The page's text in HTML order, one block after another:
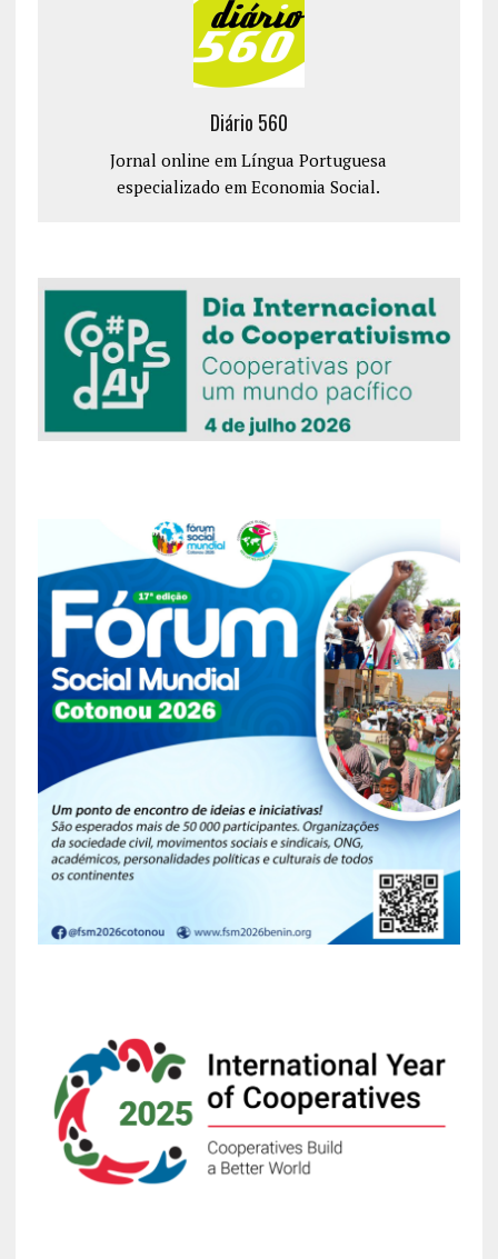
Diário 560
Jornal online em Língua Portuguesa
especializado em Economia Social.